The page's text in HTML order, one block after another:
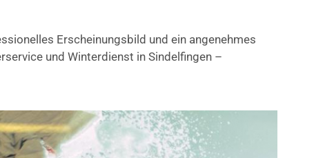
Erscheinungsbild und ein angenehmes
und Winterdienst in Sindelfingen –